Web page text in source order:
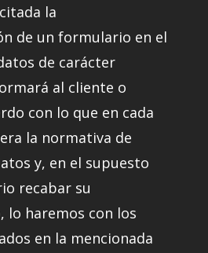
la
de un formulario en el
de carácter
al cliente o
con lo que en cada
la normativa de
y, en el supuesto
recabar su
lo haremos con los
en la mencionada